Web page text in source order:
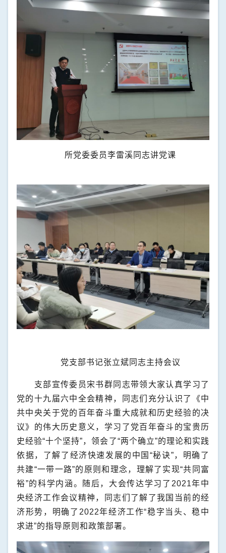
所党委委员李雷溪同志讲党课
党支部书记张立斌同志主持会议
支部宣传委员宋书群同志带领大家认真学习了
党的十九届六中全会精神，同志们充分认识了《中
共中央关于党的百年奋斗重大成就和历史经验的决
议》的伟大历史意义，学习了党百年奋斗的宝贵历
史经验“十个坚持”，领会了“两个确立”的理论和实践
依据，了解了经济快速发展的中国“秘诀”，明确了
共建“一带一路”的原则和理念，理解了实现“共同富
裕”的科学内涵。随后，大会传达学习了 2021年中
央经济工作会议精神，同志们了解了我国当前的经
济形势，明确了 2022年经济工作“稳字当头、稳中
求进”的指导原则和政策部署。